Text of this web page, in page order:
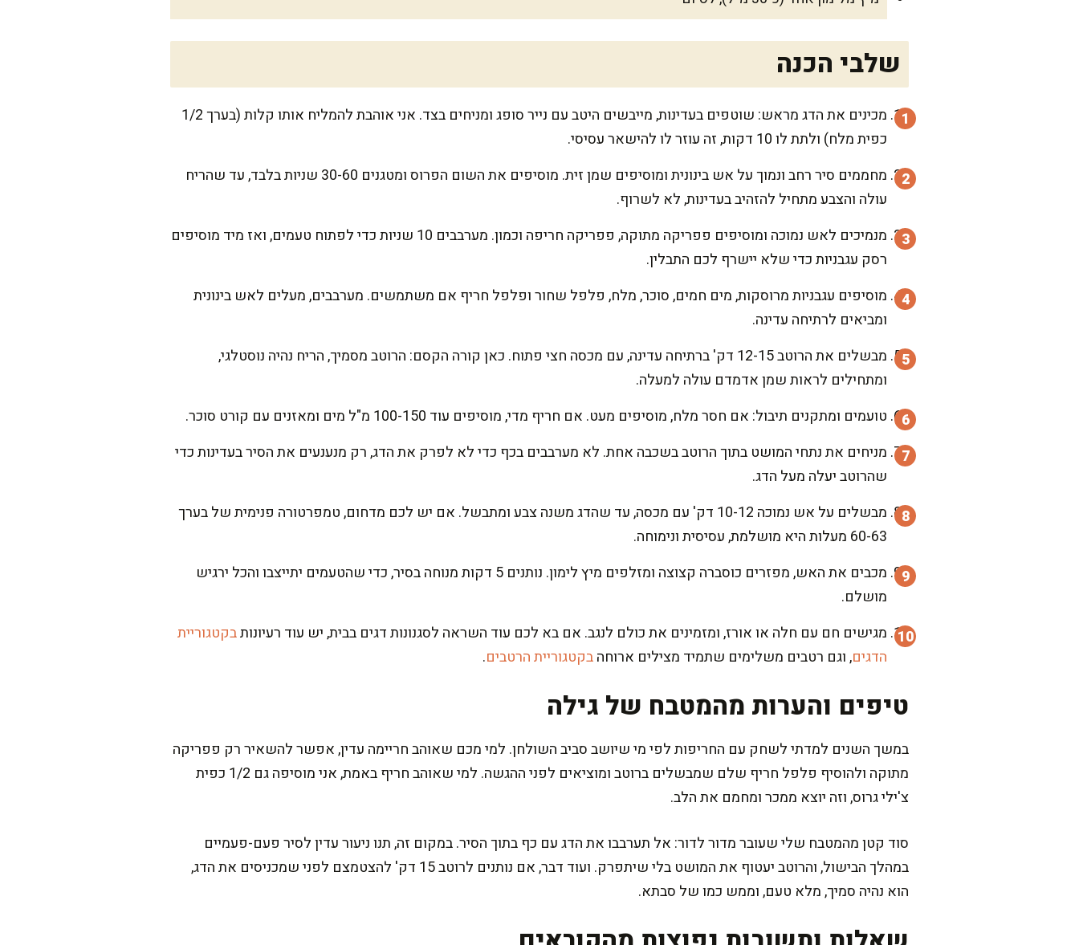
שלבי הכנה
מכינים את הדג מראש: שוטפים בעדינות, מייבשים היטב עם נייר סופג ומניחים בצד. אני אוהבת להמליח אותו קלות (בערך 1/2
כפית מלח) ולתת לו 10 דקות, זה עוזר לו להישאר עסיסי.
מחממים סיר רחב ונמוך על אש בינונית ומוסיפים שמן זית. מוסיפים את השום הפרוס ומטגנים 30-60 שניות בלבד, עד שהריח
עולה והצבע מתחיל להזהיב בעדינות, לא לשרוף.
מנמיכים לאש נמוכה ומוסיפים פפריקה מתוקה, פפריקה חריפה וכמון. מערבבים 10 שניות כדי לפתוח טעמים, ואז מיד מוסיפים
רסק עגבניות כדי שלא יישרף לכם התבלין.
מוסיפים עגבניות מרוסקות, מים חמים, סוכר, מלח, פלפל שחור ופלפל חריף אם משתמשים. מערבבים, מעלים לאש בינונית
ומביאים לרתיחה עדינה.
מבשלים את הרוטב 12-15 דק' ברתיחה עדינה, עם מכסה חצי פתוח. כאן קורה הקסם: הרוטב מסמיך, הריח נהיה נוסטלגי,
ומתחילים לראות שמן אדמדם עולה למעלה.
טועמים ומתקנים תיבול: אם חסר מלח, מוסיפים מעט. אם חריף מדי, מוסיפים עוד 100-150 מ"ל מים ומאזנים עם קורט סוכר.
מניחים את נתחי המושט בתוך הרוטב בשכבה אחת. לא מערבבים בכף כדי לא לפרק את הדג, רק מנענעים את הסיר בעדינות כדי
שהרוטב יעלה מעל הדג.
מבשלים על אש נמוכה 10-12 דק' עם מכסה, עד שהדג משנה צבע ומתבשל. אם יש לכם מדחום, טמפרטורה פנימית של בערך
60-63 מעלות היא מושלמת, עסיסית ונימוחה.
מכבים את האש, מפזרים כוסברה קצוצה ומזלפים מיץ לימון. נותנים 5 דקות מנוחה בסיר, כדי שהטעמים יתייצבו והכל ירגיש
מושלם.
מגישים חם עם חלה או אורז, ומזמינים את כולם לנגב. אם בא לכם עוד השראה לסגנונות דגים בבית, יש עוד רעיונותבקטגוריית
הדגים, וגם רטבים משלימים שתמיד מצילים ארוחהבקטגוריית הרטבים.
טיפים והערות מהמטבח של גילה
במשך השנים למדתי לשחק עם החריפות לפי מי שיושב סביב השולחן. למי מכם שאוהב חריימה עדין, אפשר להשאיר רק פפריקה
מתוקה ולהוסיף פלפל חריף שלם שמבשלים ברוטב ומוציאים לפני ההגשה. למי שאוהב חריף באמת, אני מוסיפה גם 1/2 כפית
צ'ילי גרוס, וזה יוצא ממכר ומחמם את הלב.
סוד קטן מהמטבח שלי שעובר מדור לדור: אל תערבבו את הדג עם כף בתוך הסיר. במקום זה, תנו ניעור עדין לסיר פעם-פעמיים
במהלך הבישול, והרוטב יעטוף את המושט בלי שיתפרק. ועוד דבר, אם נותנים לרוטב 15 דק' להצטמצם לפני שמכניסים את הדג,
הוא נהיה סמיך, מלא טעם, וממש כמו של סבתא.